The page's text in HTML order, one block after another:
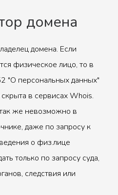
домена
домена. Если
физическое лицо, то в
"О персональных данных"
в сервисах Whois.
же невозможно в
даже по запросу к
о физ.лице
только по запросу суда,
следствия или